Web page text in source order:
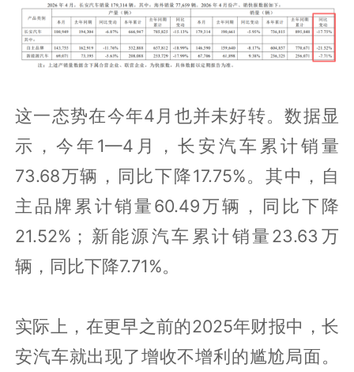
这一态势在今年4月也并未好转。数据显
示，今年1—4月，长安汽车累计销量
73.68万辆，同比下降17.75%。其中，自
主品牌累计销量60.49万辆，同比下降
21.52%；新能源汽车累计销量23.63万
辆，同比下降7.71%。
实际上，在更早之前的2025年财报中，长
安汽车就出现了增收不增利的尴尬局面。